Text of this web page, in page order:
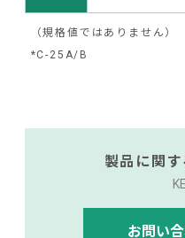
（規格値ではありません）
*C-25A/B
製品に関
お問い